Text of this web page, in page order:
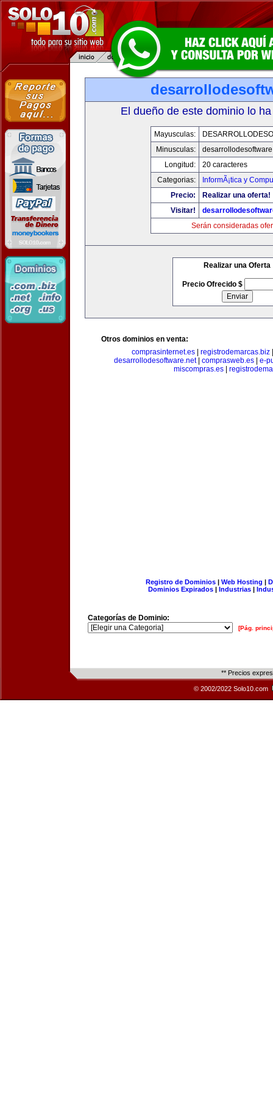
El dueño de este dominio lo
Mayusculas:
Minusculas:
Longitud:
20 caracteres
Categorias:
InformÃ¡tica y
Precio:
Realizar una oferta!
Visitar!
Serán consideradas
Realizar una Oferta
Precio Ofrecido $
Otros dominios en venta:
comprasinternet.es
registrodemarcas.biz
desarrollodesoftware.net| comprasweb.es| e-
miscompras.es
Registro de Dominios| Web Hosting |
Dominios Expirados | Industrias |
Categorías de Dominio:
[Pág.
** Precios
© 2002/2022 Solo10.com